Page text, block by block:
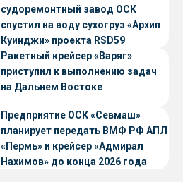
судоремонтный завод ОСК
спустил на воду сухогруз «Архип
Куинджи» проекта RSD59
Ракетный крейсер «Варяг»
приступил к выполнению задач
на Дальнем Востоке
Предприятие ОСК «Севмаш»
планирует передать ВМФ РФ АПЛ
«Пермь» и крейсер «Адмирал
Нахимов» до конца 2026 года